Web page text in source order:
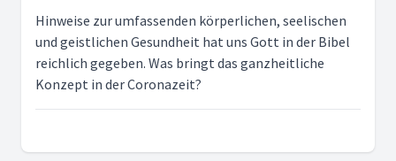
Hinweise zur umfassenden körperlichen, seelischen
und geistlichen Gesundheit hat uns Gott in der Bibel
reichlich gegeben. Was bringt das ganzheitliche
Konzept in der Coronazeit?